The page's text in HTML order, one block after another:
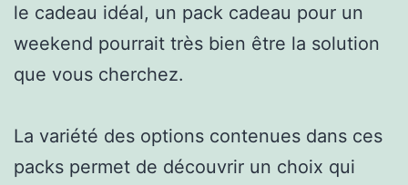
le cadeau idéal, un pack cadeau pour un
weekend pourrait très bien être la solution
que vous cherchez.
La variété des options contenues dans ces
packs permet de découvrir un choix qui